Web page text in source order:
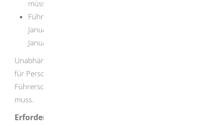
müssen bis 19. Januar 2032 umgetauscht werden.
Führerscheine mit Ausstellungsdatum ab dem 1.
Januar 2012 bis 18. Januar 2013 müssen bis 19.
Januar 2033 umgetauscht werden.
Unabhängig vom Ausstellungsjahr des Führerscheins gilt
für Personen, deren Geburtsjahr vor 1953 liegt, dass der
Führerschein bis 19. Januar 2033 umgetauscht werden
muss.
Erforderliche Unterlagen